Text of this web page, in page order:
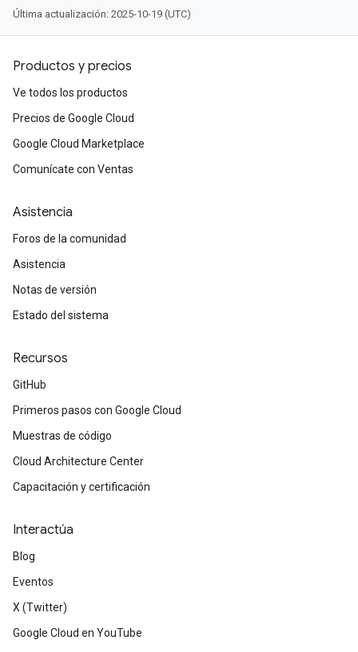
Última actualización: 2025-10-19 (UTC)
Productos y precios
Ve todos los productos
Precios de Google Cloud
Google Cloud Marketplace
Comunícate con Ventas
Asistencia
Foros de la comunidad
Asistencia
Notas de versión
Estado del sistema
Recursos
GitHub
Primeros pasos con Google Cloud
Muestras de código
Cloud Architecture Center
Capacitación y certificación
Interactúa
Blog
Eventos
X (Twitter)
Google Cloud en YouTube